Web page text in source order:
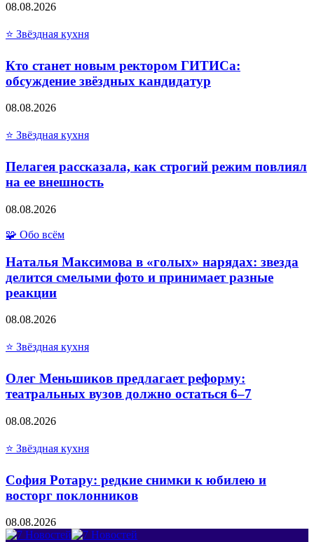
08.08.2026
⭐ Звёздная кухня
Кто станет новым ректором ГИТИСа:
обсуждение звёздных кандидатур
08.08.2026
⭐ Звёздная кухня
Пелагея рассказала, как строгий режим повлиял
на ее внешность
08.08.2026
🧩 Обо всём
Наталья Максимова в «голых» нарядах: звезда
делится смелыми фото и принимает разные
реакции
08.08.2026
⭐ Звёздная кухня
Олег Меньшиков предлагает реформу:
театральных вузов должно остаться 6–7
08.08.2026
⭐ Звёздная кухня
София Ротару: редкие снимки к юбилею и
восторг поклонников
08.08.2026